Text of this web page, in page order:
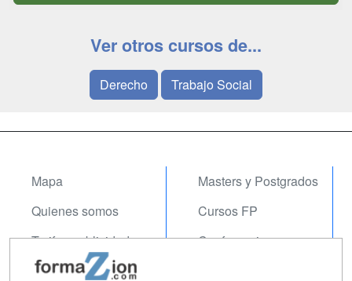
Ver otros cursos de...
Derecho Trabajo Social
Mapa
Quienes somos
Tarifas publicidad
Acceso Usuarios
Masters y Postgrados
Cursos FP
Conferencias